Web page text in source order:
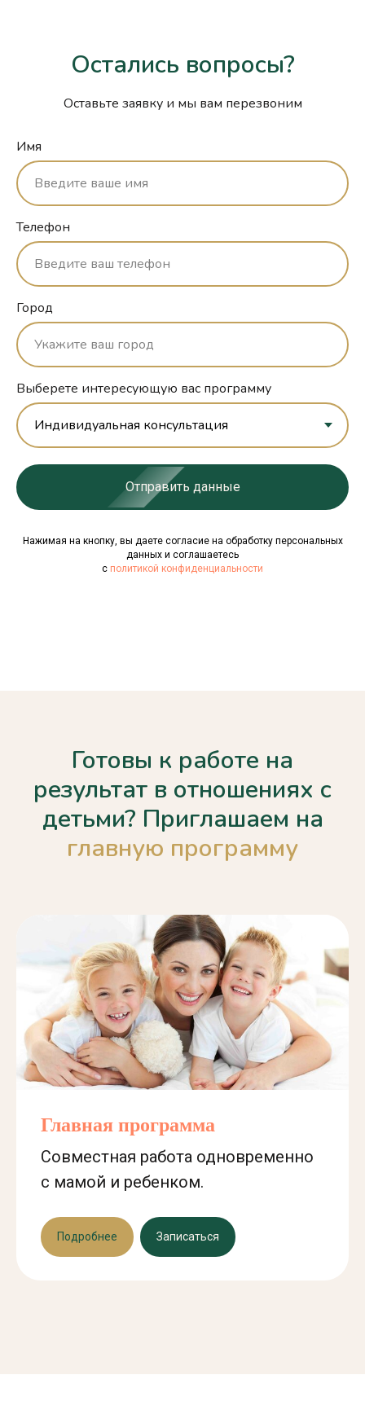
Остались вопросы?
Оставьте заявку и мы вам перезвоним
Имя
Телефон
Город
Выберете интересующую вас программу
Отправить данные
Нажимая на кнопку, вы даете согласие на обработку персональных
данных и соглашаетесь
c политикой конфиденциальности
Готовы к работе на
результат в отношениях с
детьми? Приглашаем на
главную программу
Главная программа
Совместная работа одновременно
с мамой и ребенком.
Подробнее Записаться